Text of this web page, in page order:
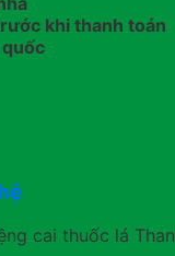
khi thanh toán
cai thuốc lá